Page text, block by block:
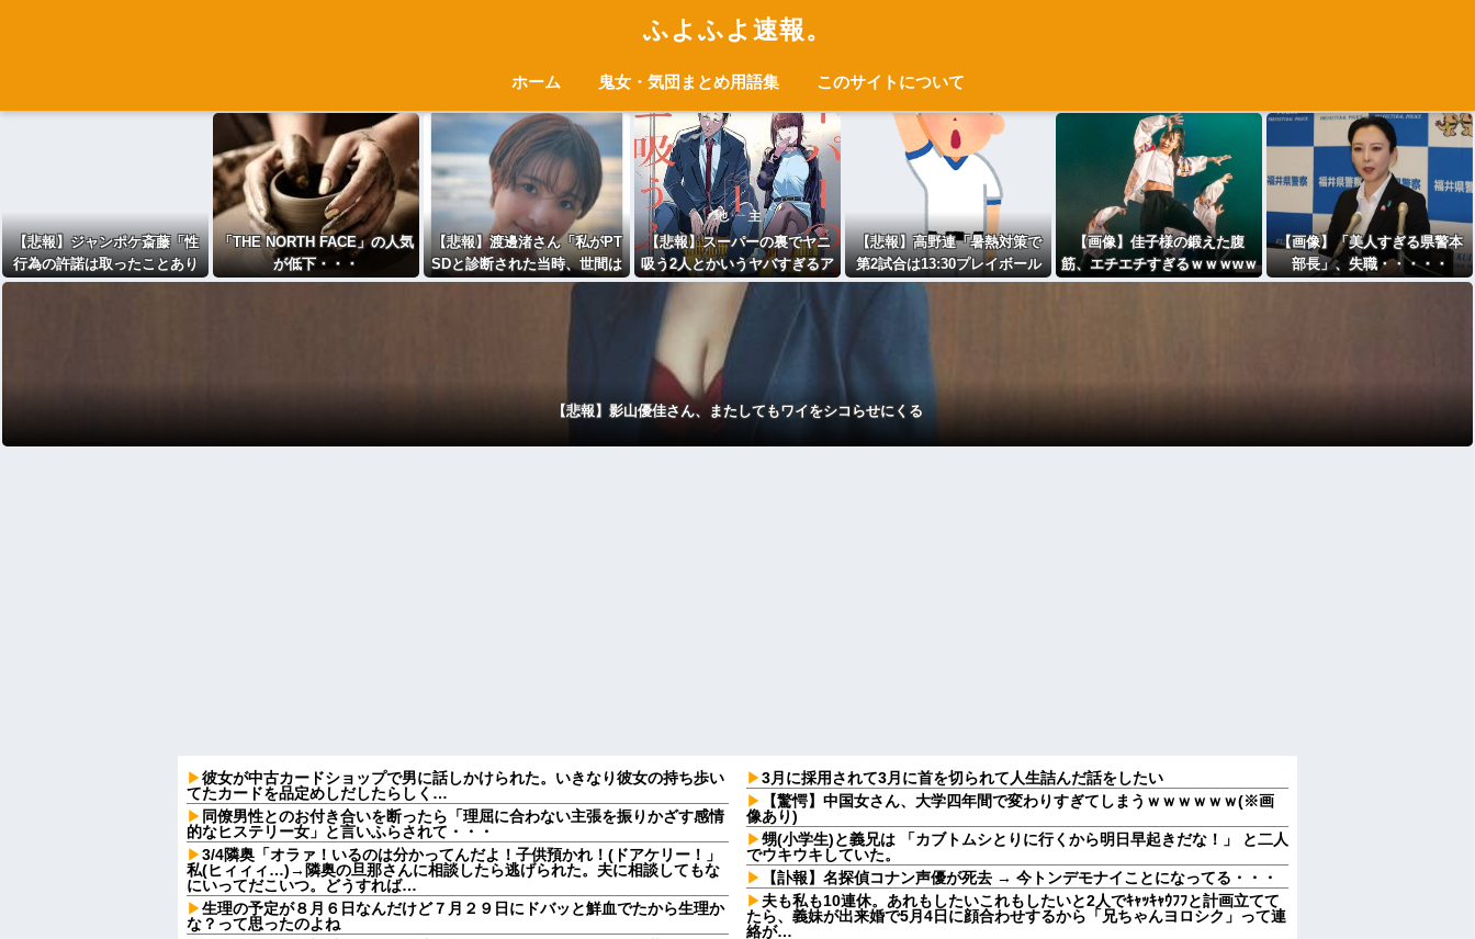
ふよふよ速報。
ホーム 鬼女・気団まとめ用語集 このサイトについて
【悲報】ジャンポケ斎藤「性
行為の許諾は取ったことあり
ません」
「THE NORTH FACE」の人気
が低下・・・
【悲報】渡邊渚さん「私がPT
SDと診断された当時、世間は
まだPTSDという言葉は浸透さ
【悲報】スーパーの裏でヤニ
吸う2人とかいうヤバすぎるア
ニメ
【悲報】高野連「暑熱対策で
第2試合は13:30プレイボール
や！」
【画像】佳子様の鍛えた腹
筋、エチエチすぎるｗｗｗwｗ
ｗｗｗｗｗｗｗ
【画像】「美人すぎる県警本
部長」、失職・・・・・
【悲報】影山優佳さん、またしてもワイをシコらせにくる
彼女が中古カードショップで男に話しかけられた。いきなり彼女の持ち歩い
てたカードを品定めしだしたらしく…
同僚男性とのお付き合いを断ったら「理屈に合わない主張を振りかざす感情
的なヒステリー女」と言いふらされて・・・
3/4隣奥「オラァ！いるのは分かってんだよ！子供預かれ！(ドアケリー！」
私(ヒィィィ…)→隣奥の旦那さんに相談したら逃げられた。夫に相談してもな
にいってだこいつ。どうすれば…
生理の予定が８月６日なんだけど７月２９日にドバッと鮮血でたから生理か
な？って思ったのよね
3月に採用されて3月に首を切られて人生詰んだ話をしたい
【驚愕】中国女さん、大学四年間で変わりすぎてしまうｗｗｗｗｗｗ(※画
像あり)
甥(小学生)と義兄は 「カブトムシとりに行くから明日早起きだな！」 と二人
でウキウキしていた。
【訃報】名探偵コナン声優が死去 → 今トンデモナイことになってる・・・
夫も私も10連休。あれもしたいこれもしたいと2人でｷｬｯｷｬｳﾌﾌと計画立てて
たら、義妹が出来婚で5月4日に顔合わせするから「兄ちゃんヨロシク」って連
絡が…